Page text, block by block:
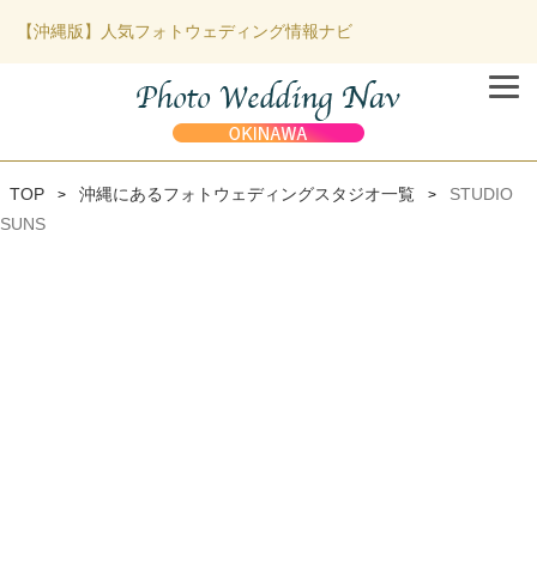
【沖縄版】人気フォトウェディング情報ナビ
TOP > 沖縄にあるフォトウェディングスタジオ一覧 >
STUDIO
SUNS